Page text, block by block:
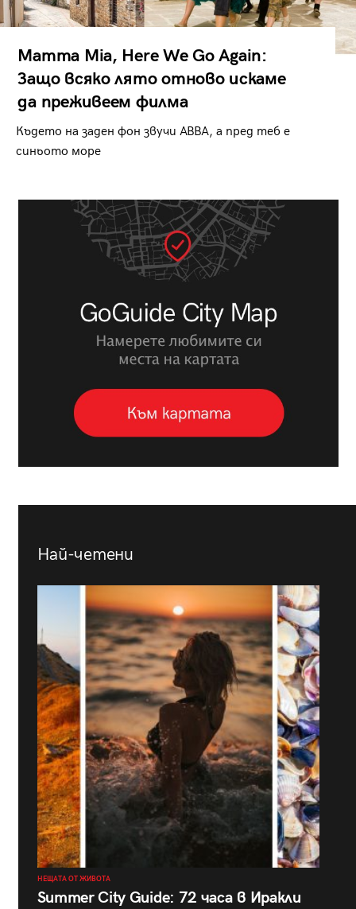
Mamma Mia, Here We Go Again:
Защо всяко лято отново искаме
да преживеем филма
Където на заден фон звучи ABBA, а пред теб е
синьото море
Най-четени
НЕЩАТА ОТ ЖИВОТА
Summer City Guide: 72 часа в Иракли